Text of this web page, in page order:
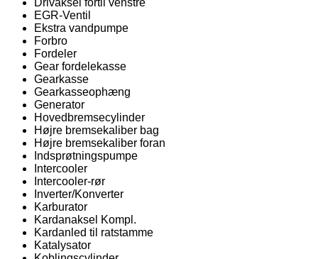
Drivaksel fortil venstre
EGR-Ventil
Ekstra vandpumpe
Forbro
Fordeler
Gear fordelekasse
Gearkasse
Gearkasseophæng
Generator
Hovedbremsecylinder
Højre bremsekaliber bag
Højre bremsekaliber foran
Indsprøtningspumpe
Intercooler
Intercooler-rør
Inverter/Konverter
Karburator
Kardanaksel Kompl.
Kardanled til ratstamme
Katalysator